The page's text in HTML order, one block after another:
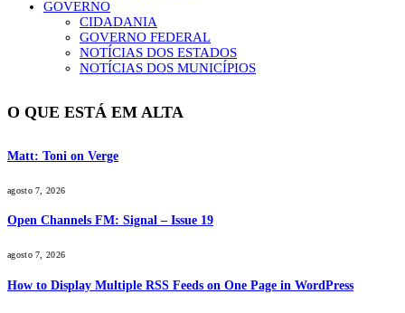
GOVERNO
CIDADANIA
GOVERNO FEDERAL
NOTÍCIAS DOS ESTADOS
NOTÍCIAS DOS MUNICÍPIOS
O QUE ESTÁ EM ALTA
Matt: Toni on Verge
agosto 7, 2026
Open Channels FM: Signal – Issue 19
agosto 7, 2026
How to Display Multiple RSS Feeds on One Page in WordPress